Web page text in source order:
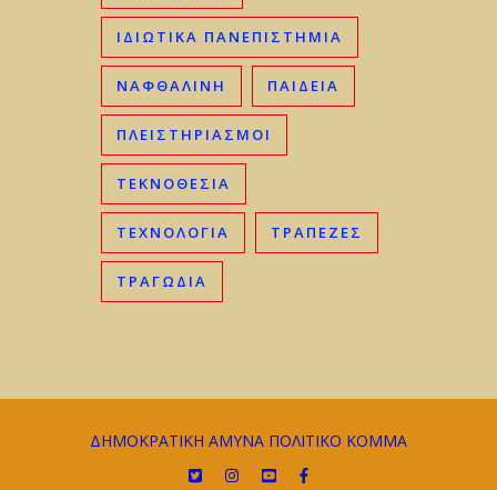
ΙΔΙΩΤΙΚΆ ΠΑΝΕΠΙΣΤΉΜΙΑ
ΝΑΦΘΑΛΊΝΗ ΠΑΙΔΕΊΑ
ΠΛΕΙΣΤΗΡΙΑΣΜΟΊ
ΤΕΚΝΟΘΕΣΊΑ
ΤΕΧΝΟΛΟΓΊΑ ΤΡΆΠΕΖΕΣ
ΤΡΑΓΩΔΊΑ
ΔΗΜΟΚΡΑΤΙΚΗ ΑΜΥΝΑ ΠΟΛΙΤΙΚΟ ΚΟΜΜΑ